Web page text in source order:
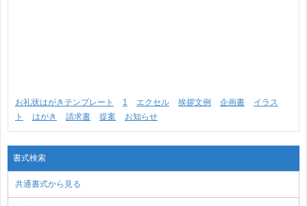
お礼状はがきテンプレート 1 エクセル 挨拶文例 企画書
イラス
ト
はがき 請求書 提案 お知らせ
書式検索
共通書式から見る